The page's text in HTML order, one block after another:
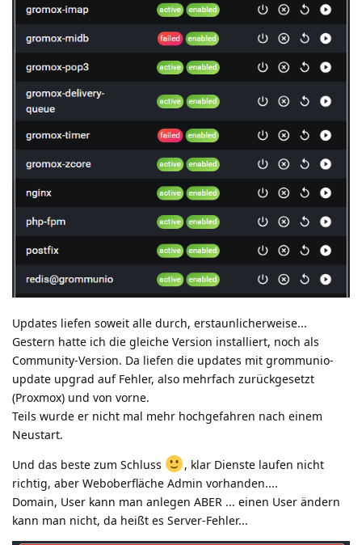
Updates liefen soweit alle durch, erstaunlicherweise...
Gestern hatte ich die gleiche Version installiert, noch als
Community-Version. Da liefen die updates mit grommunio-
update upgrad auf Fehler, also mehrfach zurückgesetzt
(Proxmox) und von vorne.
Teils wurde er nicht mal mehr hochgefahren nach einem
Neustart.
Und das beste zum Schluss
, klar Dienste laufen nicht
richtig, aber Weboberfläche Admin vorhanden....
Domain, User kann man anlegen ABER ... einen User ändern
kann man nicht, da heißt es Server-Fehler...